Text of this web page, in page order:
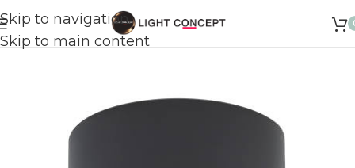
Skip to navigation
Skip to main content